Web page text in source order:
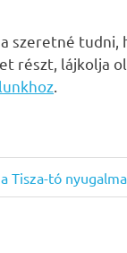
szeretné tudni,
részt, lájkolja
Tisza-tó